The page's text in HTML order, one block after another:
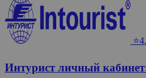
Интурист личный